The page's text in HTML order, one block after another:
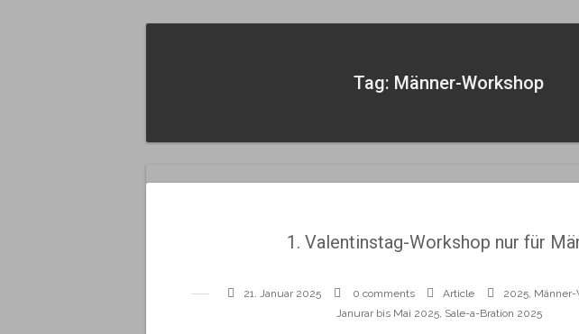
Tag: Männer-Workshop
1. Valentinstag-Workshop nur für
21. Januar 2025 0 comments Article 2025, Männer-
Janurar bis Mai 2025, Sale-a-Bration 2025